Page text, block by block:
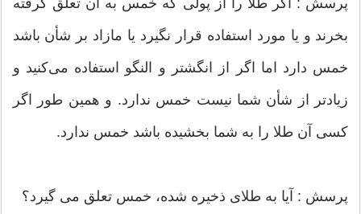
پرسش : اگر طلا را از پولی كه خمس به آن تعلق گرفته
بخرند و یا مورد استفاده قرار نگیرد یا مازاد بر شأن باشد
خمس دارد اما اگر از انگشتر و النگو استفاده می‌كنید و
زیادتر از شأن شما نیست خمس ندارد. و همین طور اگر
كسی آن طلا را به شما بخشیده باشد خمس ندارد.
پرسش : آيا به طلاى ذخيره شده، خمس تعلق مى گيرد؟